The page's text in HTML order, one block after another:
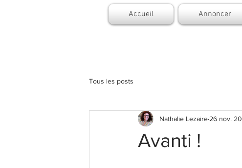
Accueil Annoncer
Tous les posts
Avanti !
Nathalie Lezaire 26 nov.